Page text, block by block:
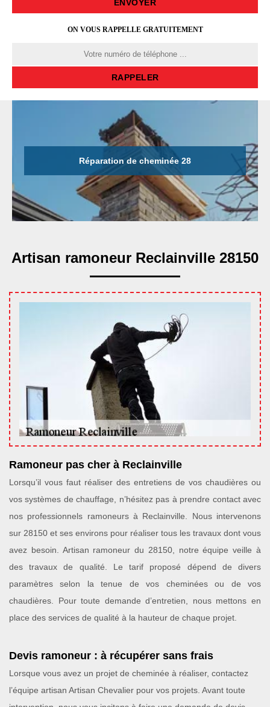
ON VOUS RAPPELLE GRATUITEMENT
Réparation de cheminée 28
Artisan ramoneur Reclainville 28150
Ramoneur pas cher à Reclainville
Lorsqu’il vous faut réaliser des entretiens de vos chaudières ou
vos systèmes de chauffage, n’hésitez pas à prendre contact avec
nos professionnels ramoneurs à Reclainville. Nous intervenons
sur 28150 et ses environs pour réaliser tous les travaux dont vous
avez besoin. Artisan ramoneur du 28150, notre équipe veille à
des travaux de qualité. Le tarif proposé dépend de divers
paramètres selon la tenue de vos cheminées ou de vos
chaudières. Pour toute demande d’entretien, nous mettons en
place des services de qualité à la hauteur de chaque projet.
Devis ramoneur : à récupérer sans frais
Lorsque vous avez un projet de cheminée à réaliser, contactez
l’équipe artisan Artisan Chevalier pour vos projets. Avant toute